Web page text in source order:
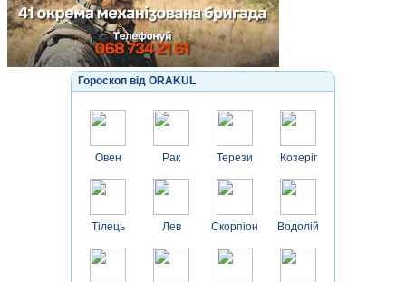
Гороскоп від ORAKUL
Овен
Тілець
Рак
Лев
Терези
Скорпіон
Козеріг
Водолій